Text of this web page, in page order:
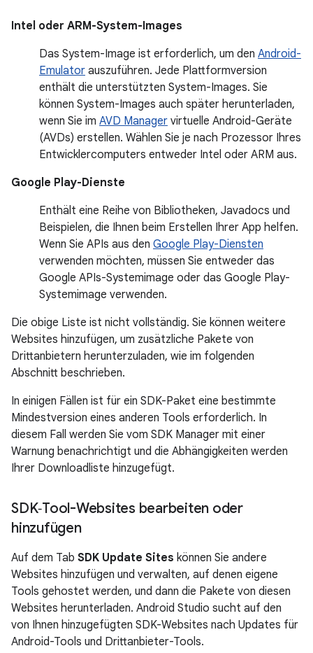
Intel oder ARM-System-Images
Das System-Image ist erforderlich, um den Android-
Emulator auszuführen. Jede Plattformversion
enthält die unterstützten System-Images. Sie
können System-Images auch später herunterladen,
wenn Sie im AVD Manager virtuelle Android-Geräte
(AVDs) erstellen. Wählen Sie je nach Prozessor Ihres
Entwicklercomputers entweder Intel oder ARM aus.
Google Play-Dienste
Enthält eine Reihe von Bibliotheken, Javadocs und
Beispielen, die Ihnen beim Erstellen Ihrer App helfen.
Wenn Sie APIs aus den Google Play-Diensten
verwenden möchten, müssen Sie entweder das
Google APIs-Systemimage oder das Google Play-
Systemimage verwenden.
Die obige Liste ist nicht vollständig. Sie können weitere
Websites hinzufügen, um zusätzliche Pakete von
Drittanbietern herunterzuladen, wie im folgenden
Abschnitt beschrieben.
In einigen Fällen ist für ein SDK-Paket eine bestimmte
Mindestversion eines anderen Tools erforderlich. In
diesem Fall werden Sie vom SDK Manager mit einer
Warnung benachrichtigt und die Abhängigkeiten werden
Ihrer Downloadliste hinzugefügt.
SDK‑Tool-Websites bearbeiten oder
hinzufügen
Auf dem Tab SDK Update Sites können Sie andere
Websites hinzufügen und verwalten, auf denen eigene
Tools gehostet werden, und dann die Pakete von diesen
Websites herunterladen. Android Studio sucht auf den
von Ihnen hinzugefügten SDK-Websites nach Updates für
Android-Tools und Drittanbieter-Tools.